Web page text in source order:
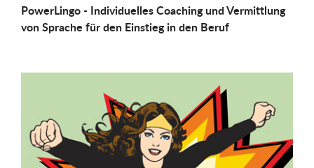
PowerLingo - Individuelles Coaching und Vermittlung
von Sprache für den Einstieg in den Beruf